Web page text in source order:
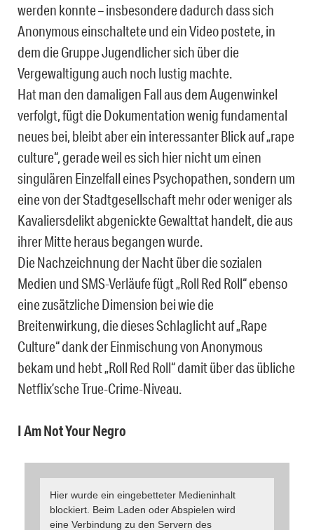
werden konnte – insbesondere dadurch dass sich
Anonymous einschaltete und ein Video postete, in
dem die Gruppe Jugendlicher sich über die
Vergewaltigung auch noch lustig machte.
Hat man den damaligen Fall aus dem Augenwinkel
verfolgt, fügt die Dokumentation wenig fundamental
neues bei, bleibt aber ein interessanter Blick auf „rape
culture“, gerade weil es sich hier nicht um einen
singulären Einzelfall eines Psychopathen, sondern um
eine von der Stadtgesellschaft mehr oder weniger als
Kavaliersdelikt abgenickte Gewalttat handelt, die aus
ihrer Mitte heraus begangen wurde.
Die Nachzeichnung der Nacht über die sozialen
Medien und SMS-Verläufe fügt „Roll Red Roll“ ebenso
eine zusätzliche Dimension bei wie die
Breitenwirkung, die dieses Schlaglicht auf „Rape
Culture“ dank der Einmischung von Anonymous
bekam und hebt „Roll Red Roll“ damit über das übliche
Netflix’sche True-Crime-Niveau.
I Am Not Your Negro
Hier wurde ein eingebetteter Medieninhalt
blockiert. Beim Laden oder Abspielen wird
eine Verbindung zu den Servern des